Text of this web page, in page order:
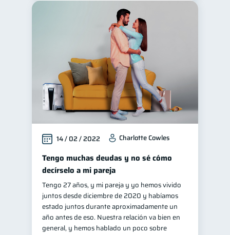
14 / 02 / 2022 Charlotte Cowles
Tengo muchas deudas y no sé cómo
decírselo a mi pareja
Tengo 27 años, y mi pareja y yo hemos vivido
juntos desde diciembre de 2020 y habíamos
estado juntos durante aproximadamente un
año antes de eso. Nuestra relación va bien en
general, y hemos hablado un poco sobre